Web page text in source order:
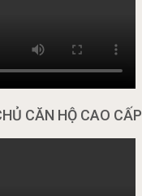
CĂN HỘ CAO CẤP